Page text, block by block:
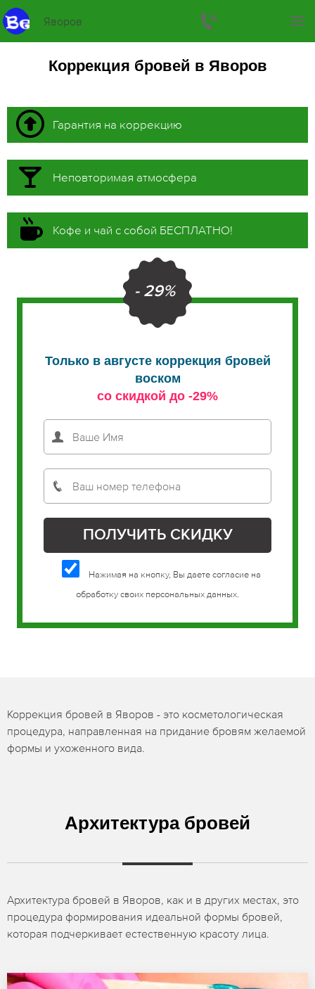
Яворов
Коррекция бровей в Яворов
Гарантия на коррекцию
Неповторимая атмосфера
Кофе и чай с собой БЕСПЛАТНО!
- 29%
Только в августе коррекция бровей
воском
со скидкой до -29%
Нажимая на кнопку, Вы даете согласие на
обработку своих персональных данных.
Коррекция бровей в Яворов - это косметологическая
процедура, направленная на придание бровям желаемой
формы и ухоженного вида.
Архитектура бровей
Архитектура бровей в Яворов, как и в других местах, это
процедура формирования идеальной формы бровей,
которая подчеркивает естественную красоту лица.